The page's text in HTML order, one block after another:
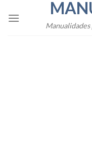
Manualidades